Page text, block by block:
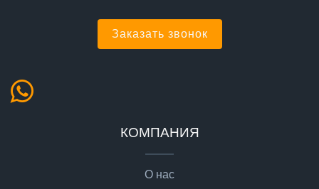
Заказать звонок
КОМПАНИЯ
О нас